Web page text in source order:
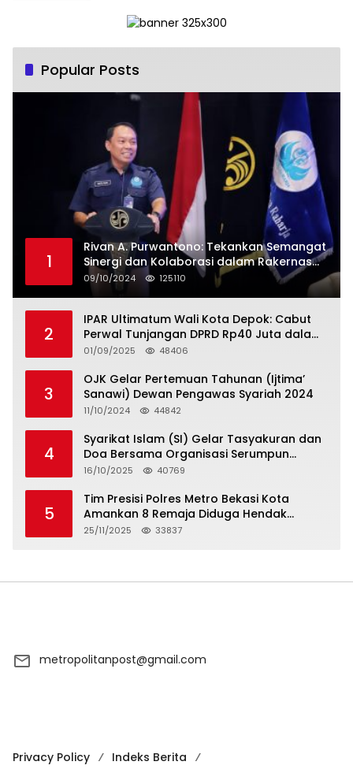
Nasional dan Kesejahteraan Sosial
Emas 2045”
Popular Posts
1
Rivan A. Purwantono: Tekankan Semangat
Sinergi dan Kolaborasi dalam Rakernas
Serikat Pekerja Jasa Raharja
09/10/2024 125110
2
IPAR Ultimatum Wali Kota Depok: Cabut
Perwal Tunjangan DPRD Rp40 Juta dalam
5 Hari atau Hadapi Aksi Rakyat
01/09/2025 48406
3
OJK Gelar Pertemuan Tahunan (Ijtima’
Sanawi) Dewan Pengawas Syariah 2024
11/10/2024 44842
4
Syarikat Islam (SI) Gelar Tasyakuran dan
Doa Bersama Organisasi Serumpun
Syarikat Islam Doa
16/10/2025 40769
5
Tim Presisi Polres Metro Bekasi Kota
Amankan 8 Remaja Diduga Hendak
Tawuran
25/11/2025 33837
metropolitanpost@gmail.com
Privacy Policy Indeks Berita